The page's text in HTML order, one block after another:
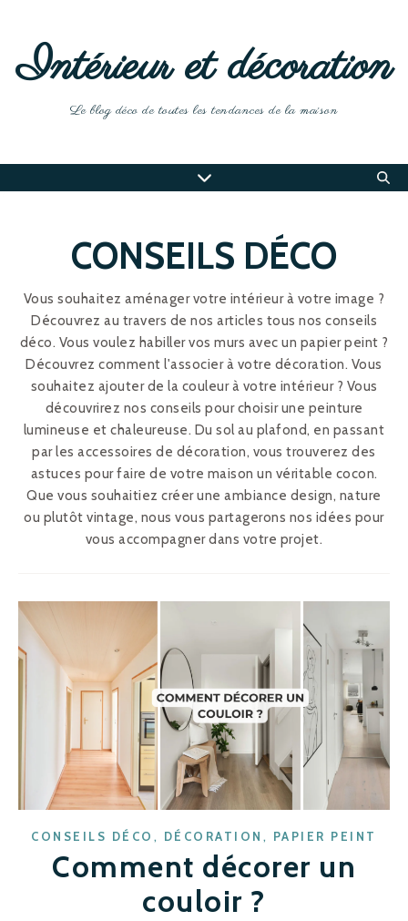
Intérieur et décoration
Le blog déco de toutes les tendances de la maison
CONSEILS DÉCO
Vous souhaitez aménager votre intérieur à votre image ?
Découvrez au travers de nos articles tous nos conseils
déco. Vous voulez habiller vos murs avec un papier peint ?
Découvrez comment l'associer à votre décoration. Vous
souhaitez ajouter de la couleur à votre intérieur ? Vous
découvrirez nos conseils pour choisir une peinture
lumineuse et chaleureuse. Du sol au plafond, en passant
par les accessoires de décoration, vous trouverez des
astuces pour faire de votre maison un véritable cocon.
Que vous souhaitiez créer une ambiance design, nature
ou plutôt vintage, nous vous partagerons nos idées pour
vous accompagner dans votre projet.
CONSEILS DÉCO , DÉCORATION , PAPIER PEINT
Comment décorer un
couloir ?